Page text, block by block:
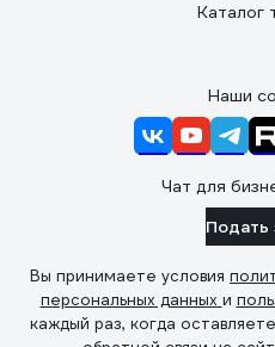
Каталог
Наши
Чат для
Подать
Вы принимаете условия
персональных данных и
каждый раз, когда